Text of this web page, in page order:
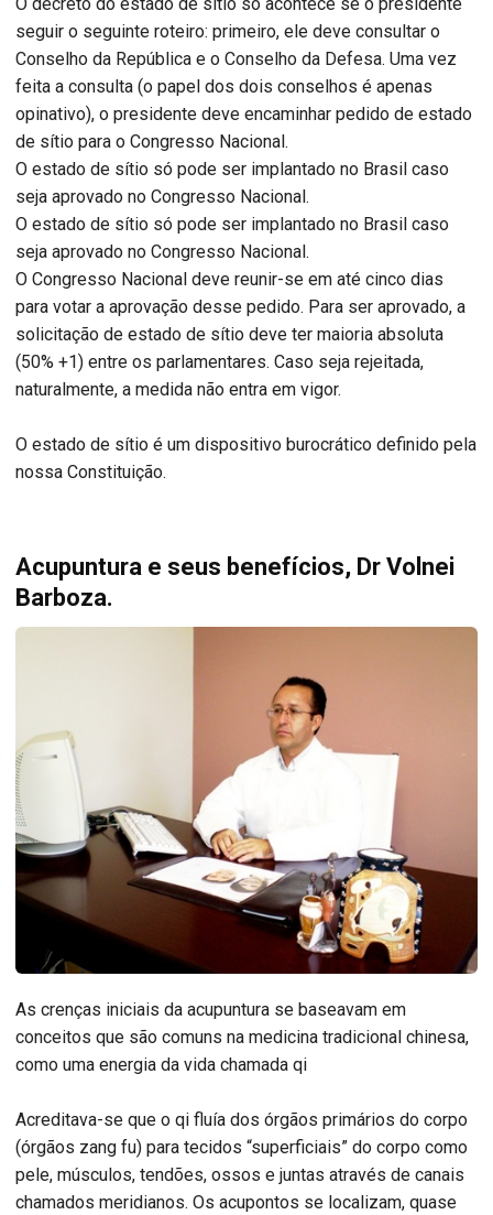
O decreto do estado de sítio só acontece se o presidente
seguir o seguinte roteiro: primeiro, ele deve consultar o
Conselho da República e o Conselho da Defesa. Uma vez
feita a consulta (o papel dos dois conselhos é apenas
opinativo), o presidente deve encaminhar pedido de estado
de sítio para o Congresso Nacional.
O estado de sítio só pode ser implantado no Brasil caso
seja aprovado no Congresso Nacional.
O estado de sítio só pode ser implantado no Brasil caso
seja aprovado no Congresso Nacional.
O Congresso Nacional deve reunir-se em até cinco dias
para votar a aprovação desse pedido. Para ser aprovado, a
solicitação de estado de sítio deve ter maioria absoluta
(50% +1) entre os parlamentares. Caso seja rejeitada,
naturalmente, a medida não entra em vigor.
O estado de sítio é um dispositivo burocrático definido pela
nossa Constituição.
Acupuntura e seus benefícios, Dr Volnei
Barboza.
As crenças iniciais da acupuntura se baseavam em
conceitos que são comuns na medicina tradicional chinesa,
como uma energia da vida chamada qi
Acreditava-se que o qi fluía dos órgãos primários do corpo
(órgãos zang fu) para tecidos “superficiais” do corpo como
pele, músculos, tendões, ossos e juntas através de canais
chamados meridianos. Os acupontos se localizam, quase